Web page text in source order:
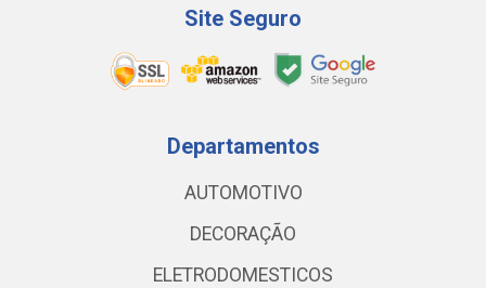
Site Seguro
Departamentos
AUTOMOTIVO
DECORAÇÃO
ELETRODOMESTICOS